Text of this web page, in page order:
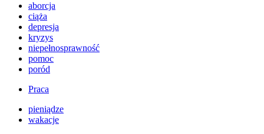
aborcja
ciąża
depresja
kryzys
niepełnosprawność
pomoc
poród
Praca
pieniądze
wakacje